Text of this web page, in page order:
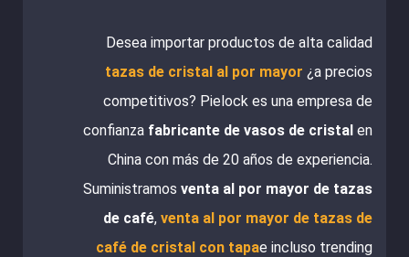
Desea importar productos de alta calidad
tazas de cristal al por mayor ¿a precios
competitivos? Pielock es una empresa de
confianza fabricante de vasos de cristal en
China con más de 20 años de experiencia.
Suministramos venta al por mayor de tazas
de café, venta al por mayor de tazas de
café de cristal con tapae incluso trending